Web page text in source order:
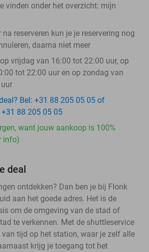
vinden onder het overzicht: mijn
reserveren kun je je reservering nog
daarna niet meer
vrijdag van 16:00 tot 22:00 uur, op
tot 22:00 uur en op zondag van
Bel: +31 88 205 05 05 of
88 205 05 05
want jouw aankoop is 100%
info)
deal
ontdekken? Dan ben je bij Flonk
aan het goede adres. Het is de
om de omgeving van de stad of
te verkennen. Met de shuttleservice
van tijd op het station, waar je zelf alle
krijg je toegang tot het